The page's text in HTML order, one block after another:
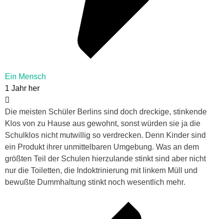
Ein Mensch
1 Jahr her
Die meisten Schüler Berlins sind doch dreckige, stinkende
Klos von zu Hause aus gewohnt, sonst würden sie ja die
Schulklos nicht mutwillig so verdrecken. Denn Kinder sind
ein Produkt ihrer unmittelbaren Umgebung. Was an dem
größten Teil der Schulen hierzulande stinkt sind aber nicht
nur die Toiletten, die Indoktrinierung mit linkem Müll und
bewußte Dummhaltung stinkt noch wesentlich mehr.